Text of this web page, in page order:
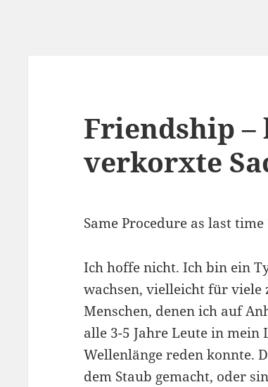
Friendship
verkorxte
Same Procedure as last
Ich hoffe nicht. Ich bin ein
wachsen, vielleicht für viele
Menschen, denen ich auf
alle 3-5 Jahre Leute in
Wellenlänge reden konnte.
dem Staub gemacht, oder